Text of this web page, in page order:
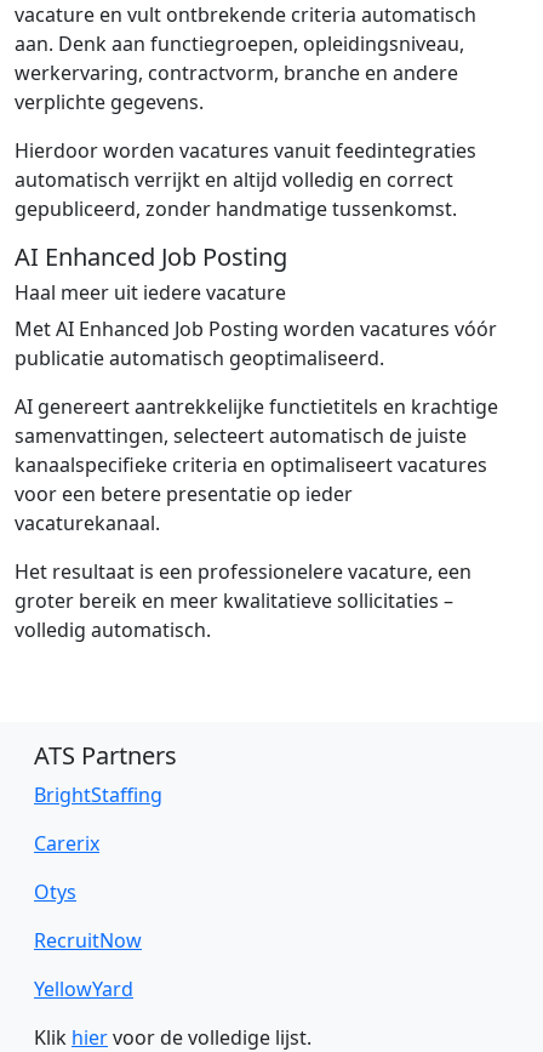
vacature en vult ontbrekende criteria automatisch
aan. Denk aan functiegroepen, opleidingsniveau,
werkervaring, contractvorm, branche en andere
verplichte gegevens.
Hierdoor worden vacatures vanuit feedintegraties
automatisch verrijkt en altijd volledig en correct
gepubliceerd, zonder handmatige tussenkomst.
AI Enhanced Job Posting
Haal meer uit iedere vacature
Met AI Enhanced Job Posting worden vacatures vóór
publicatie automatisch geoptimaliseerd.
AI genereert aantrekkelijke functietitels en krachtige
samenvattingen, selecteert automatisch de juiste
kanaalspecifieke criteria en optimaliseert vacatures
voor een betere presentatie op ieder
vacaturekanaal.
Het resultaat is een professionelere vacature, een
groter bereik en meer kwalitatieve sollicitaties –
volledig automatisch.
ATS Partners
BrightStaffing
Carerix
Otys
RecruitNow
YellowYard
Klik hiervoor de volledige lijst.